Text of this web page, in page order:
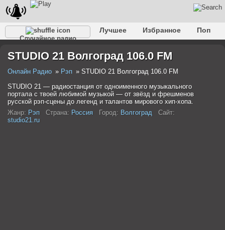
Случайное радио
Лучшее Избранное
Поп
Разговорное
Рэп Транс Дип-хаус
STUDIO 21 Волгоград 106.0 FM
Онлайн Радио Рэп
STUDIO 21 Волгоград 106.0 FM
STUDIO 21 — радиостанция от одноименного музыкального
портала с твоей любимой музыкой — от звёзд и фрешменов
русской рэп-сцены до легенд и талантов мирового хип-хопа.
Жанр: Рэп Страна: Россия Город: Волгоград
Сайт:
studio21.ru